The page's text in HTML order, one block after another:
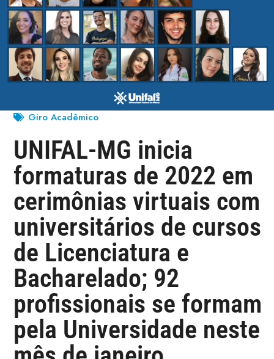
Giro Acadêmico
UNIFAL-MG inicia
formaturas de 2022 em
cerimônias virtuais com
universitários de cursos
de Licenciatura e
Bacharelado; 92
profissionais se formam
pela Universidade neste